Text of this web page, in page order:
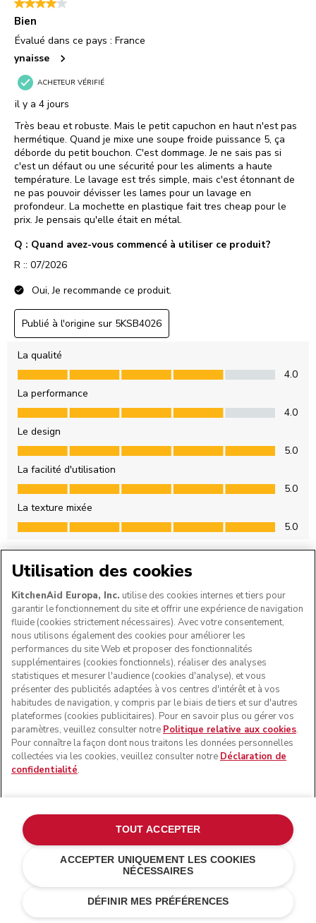
CHF 278,10
CHF 309.-
Économies
RECEVOIR UN-EMAIL QUAND IL
SERA DISPONIBLE
Utilisation des cookies
KitchenAid Europa, Inc. utilise des cookies internes et tiers pour
garantir le fonctionnement du site et offrir une expérience de navigation
fluide (cookies strictement nécessaires). Avec votre consentement,
nous utilisons également des cookies pour améliorer les
performances du site Web et proposer des fonctionnalités
supplémentaires (cookies fonctionnels), réaliser des analyses
statistiques et mesurer l'audience (cookies d'analyse), et vous
présenter des publicités adaptées à vos centres d'intérêt et à vos
habitudes de navigation, y compris par le biais de tiers et sur d'autres
plateformes (cookies publicitaires). Pour en savoir plus ou gérer vos
paramètres, veuillez consulter notre Politique relative aux cookies.
Pour connaître la façon dont nous traitons les données personnelles
collectées via les cookies, veuillez consulter notre Déclaration de
confidentialité.
DÉFINIR MES PRÉFÉRENCES
ACCEPTER UNIQUEMENT LES COOKIES
NÉCESSAIRES
TOUT ACCEPTER